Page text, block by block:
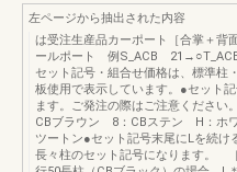
左ページから抽出された内容
は受注生産品カーポート［合掌＋背
ールポート 例S_ACB
セット記号・組合せ価格は、標準柱
板使用で表示しています。●セット
ます。ご発注の際はご注意くださ
CBブラウン 8：CBステン H：ホ
ツートン●セット記号末尾にLを続け
長々柱のセット記号になります。